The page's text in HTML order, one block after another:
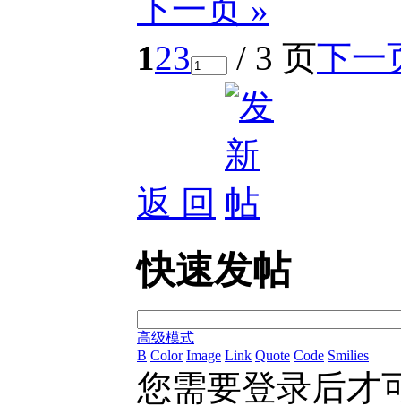
下一页 »
123 / 3 页下一
返 回
快速发帖
高级模式
B Color Image Link Quote Code Smilies
您需要登录后才